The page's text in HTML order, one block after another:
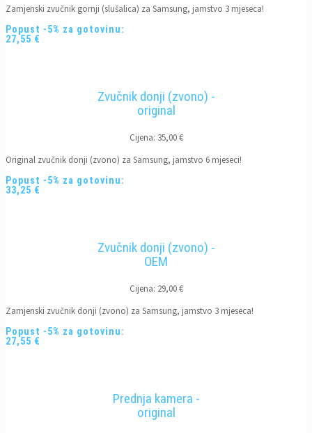
Zamjenski zvučnik gornji (slušalica) za Samsung, jamstvo 3 mjeseca!
Popust -5% za gotovinu:
27,55 €
Zvučnik donji (zvono) -
original
Cijena: 35,00 €
Original zvučnik donji (zvono) za Samsung, jamstvo 6 mjeseci!
Popust -5% za gotovinu:
33,25 €
Zvučnik donji (zvono) -
OEM
Cijena: 29,00 €
Zamjenski zvučnik donji (zvono) za Samsung, jamstvo 3 mjeseca!
Popust -5% za gotovinu:
27,55 €
Prednja kamera -
original